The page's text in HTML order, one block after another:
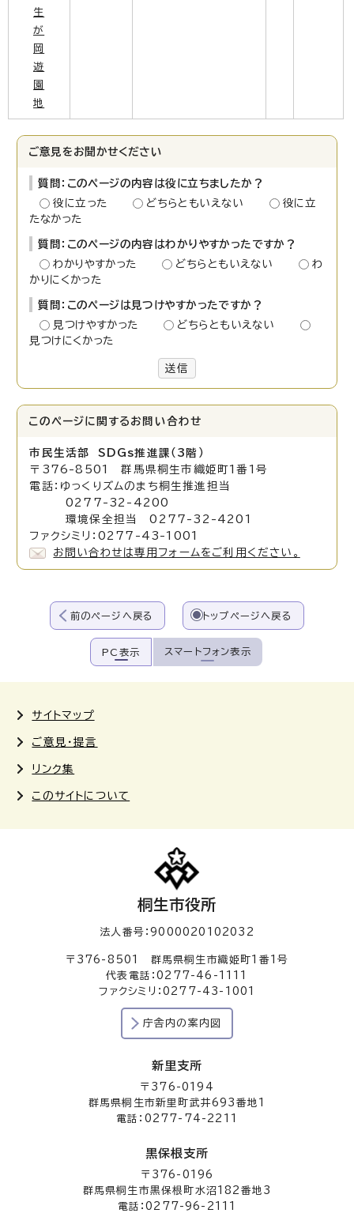
生
が
岡
遊
園
地
ご意見をお聞かせください
質問：このページの内容は役に立ちましたか？
役に立った
どちらともいえない
役に立
たなかった
質問：このページの内容はわかりやすかったですか？
わかりやすかった
どちらともいえない
わ
かりにくかった
質問：このページは見つけやすかったですか？
見つけやすかった
どちらともいえない
見つけにくかった
送信
このページに関する お問い合わせ
市民生活部 SDGs推進課（3階）
〒376-8501 群馬県桐生市織姫町1番1号
電話：ゆっくりズムのまち桐生推進担当
0277-32-4200
環境保全担当 0277-32-4201
ファクシミリ：0277-43-1001
お問い合わせは専用フォームをご利用ください。
前のページへ戻る トップページへ戻る
PC表示 スマートフォン表示
サイトマップ
ご意見・提言
リンク集
このサイトについて
桐生市役所
法人番号：9000020102032
〒376-8501 群馬県桐生市織姫町1番1号
代表電話：0277-46-1111
ファクシミリ：0277-43-1001
庁舎内の案内図
新里支所
〒376-0194
群馬県桐生市新里町武井693番地1
電話：0277-74-2211
黒保根支所
〒376-0196
群馬県桐生市黒保根町水沼182番地3
電話：0277-96-2111